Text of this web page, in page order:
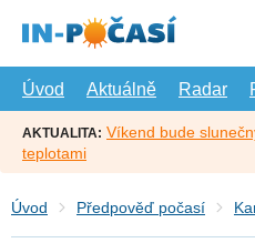
hlavní
Úvod
Aktuálně Radar
AKTUALITA: Víkend bude
teplotami
Úvod Předpověď počasí